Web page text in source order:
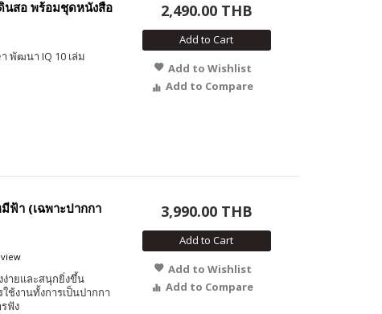
นสอ พร้อมชุดหนังสือ
พัฒนา IQ 10 เล่ม
2,490.00 THB
Add to Cart
Add to Wishlist
Add to Compare
ฟ้า (เฉพาะปากกา
ง่ายและสนุกยิ่งขึ้น
ช้งานทั้งการเป็นปากกา
ฟัง
3,990.00 THB
Add to Cart
Add to Wishlist
Add to Compare